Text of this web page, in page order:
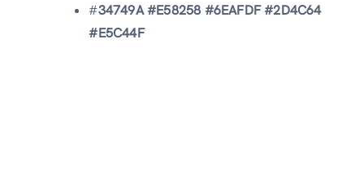
#34749A #E58258 #6EAFDF #2D4C64
#E5C44F